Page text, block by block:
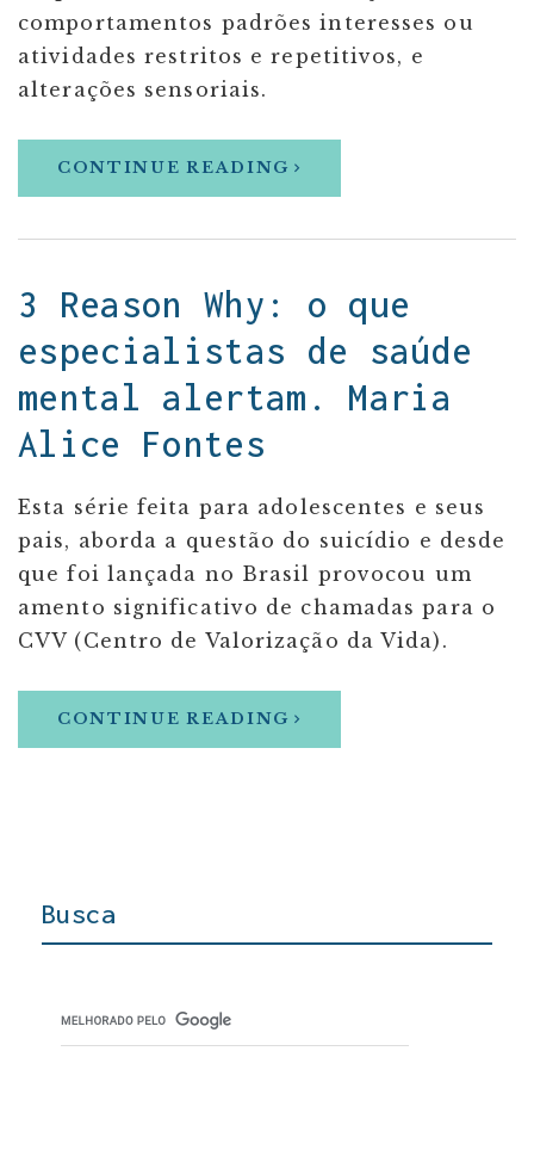
comportamentos padrões interesses ou
atividades restritos e repetitivos, e
alterações sensoriais.
CONTINUE READING
3 Reason Why: o que
especialistas de saúde
mental alertam. Maria
Alice Fontes
Esta série feita para adolescentes e seus
pais, aborda a questão do suicídio e desde
que foi lançada no Brasil provocou um
amento significativo de chamadas para o
CVV (Centro de Valorização da Vida).
CONTINUE READING
Busca